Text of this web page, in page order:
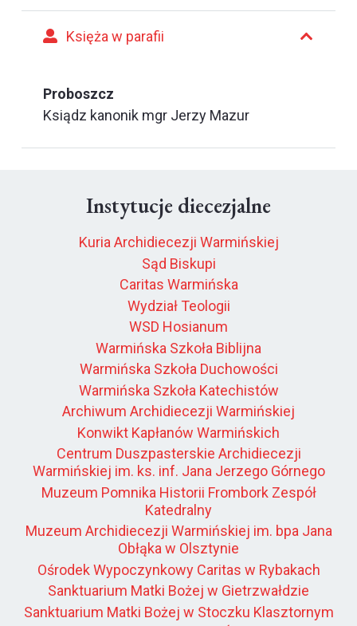
Księża w parafii
Proboszcz
Ksiądz kanonik mgr Jerzy Mazur
Instytucje diecezjalne
Kuria Archidiecezji Warmińskiej
Sąd Biskupi
Caritas Warmińska
Wydział Teologii
WSD Hosianum
Warmińska Szkoła Biblijna
Warmińska Szkoła Duchowości
Warmińska Szkoła Katechistów
Archiwum Archidiecezji Warmińskiej
Konwikt Kapłanów Warmińskich
Centrum Duszpasterskie Archidiecezji
Warmińskiej im. ks. inf. Jana Jerzego Górnego
Muzeum Pomnika Historii Frombork Zespół
Katedralny
Muzeum Archidiecezji Warmińskiej im. bpa Jana
Obłąka w Olsztynie
Ośrodek Wypoczynkowy Caritas w Rybakach
Sanktuarium Matki Bożej w Gietrzwałdzie
Sanktuarium Matki Bożej w Stoczku Klasztornym